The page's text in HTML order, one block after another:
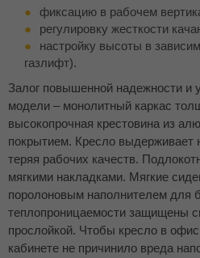
фиксацию в рабочем
регулировку жесткости
настройку высоты в
газлифт).
Залог повышенной надежности и
модели – монолитный каркас
высокопрочная крестовина из
покрытием. Кресло выдерживает
теряя рабочих качеств.
мягкими накладками. Мягкие
поролоновым наполнителем для
теплопроницаемости защищены
прослойкой. Чтобы кресло в
кабинете не причинило вреда